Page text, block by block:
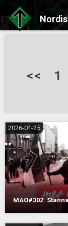
<< 1
MÄO#302:
2026-01-25